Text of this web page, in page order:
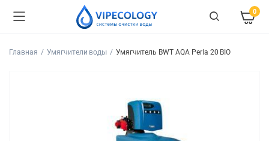
0
Главная Умягчители воды Умягчитель BWT AQA Perla 20 BIO